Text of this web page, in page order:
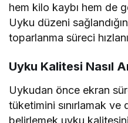
hem kilo kaybı hem de
Uyku düzeni
toparlanma süreci
Uyku Kalitesi Nasıl
Uykudan önce ekran
tüketimini sınırlamak
belirlemek uyku